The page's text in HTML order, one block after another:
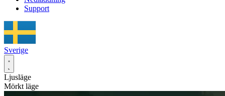
Support
Sverige
Ljusläge
Mörkt läge